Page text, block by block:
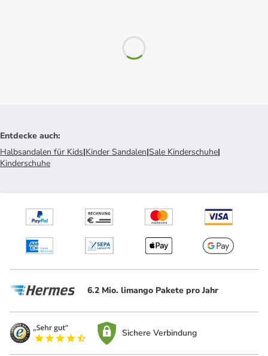
Entdecke auch:
Halbsandalen für Kids|Kinder Sandalen|Sale Kinderschuhe|
Kinderschuhe
6.2 Mio. limango Pakete pro Jahr
Sichere Verbindung